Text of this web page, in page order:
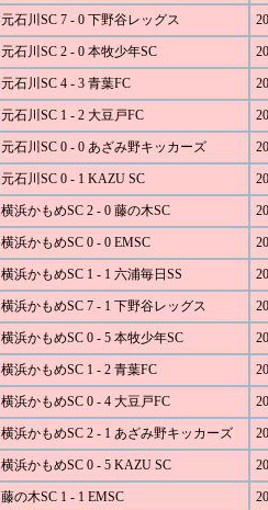
元石川SC 7 - 0 下野谷レッグス
元石川SC 2 - 0 本牧少年SC
元石川SC 4 - 3 青葉FC
元石川SC 1 - 2 大豆戸FC
元石川SC 0 - 0 あざみ野キッカーズ
元石川SC 0 - 1 KAZU SC
横浜かもめSC 2 - 0 藤の木SC
横浜かもめSC 0 - 0 EMSC
横浜かもめSC 1 - 1 六浦毎日SS
横浜かもめSC 7 - 1 下野谷レッグス
横浜かもめSC 0 - 5 本牧少年SC
横浜かもめSC 1 - 2 青葉FC
横浜かもめSC 0 - 4 大豆戸FC
横浜かもめSC 2 - 1 あざみ野キッカーズ
横浜かもめSC 0 - 5 KAZU SC
藤の木SC 1 - 1 EMSC